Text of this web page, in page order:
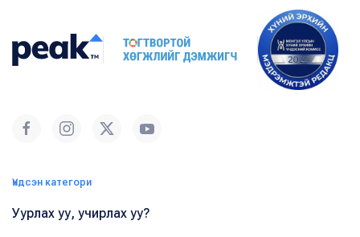
Үндсэн категори
Уурлах уу, учирлах уу?